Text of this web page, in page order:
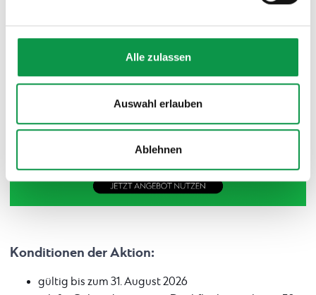
Alle zulassen
Auswahl erlauben
Ablehnen
Konditionen der Aktion:
gültig bis zum 31. August 2026